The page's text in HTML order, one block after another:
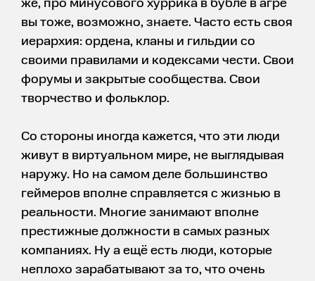
же, про минусового хуррика в бубле в агре
вы тоже, возможно, знаете. Часто есть своя
иерархия: ордена, кланы и гильдии со
своими правилами и кодексами чести. Свои
форумы и закрытые сообщества. Свои
творчество и фольклор.
Со стороны иногда кажется, что эти люди
живут в виртуальном мире, не выглядывая
наружу. Но на самом деле большинство
геймеров вполне справляется с жизнью в
реальности. Многие занимают вполне
престижные должности в самых разных
компаниях. Ну а ещё есть люди, которые
неплохо зарабатывают за то, что очень